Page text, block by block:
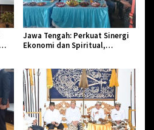
Jawa Tengah: Perkuat Sinergi
Ekonomi dan Spiritual,